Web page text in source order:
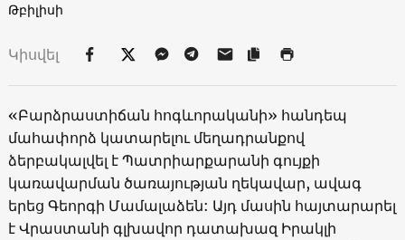
Թբիլիսի
Կիսվել
«Բարձրաստիճան հոգևորականի» հանդեպ
մահափորձ կատարելու մեղադրանքով
ձերբակալվել է Պատրիարքարանի գույքի
կառավարման ծառայության ղեկավար, ավագ
երեց Գեորգի Մամալաձեն: Այդ մասին հայտարարել
է Վրաստանի գլխավոր դատախազ Իրակլի